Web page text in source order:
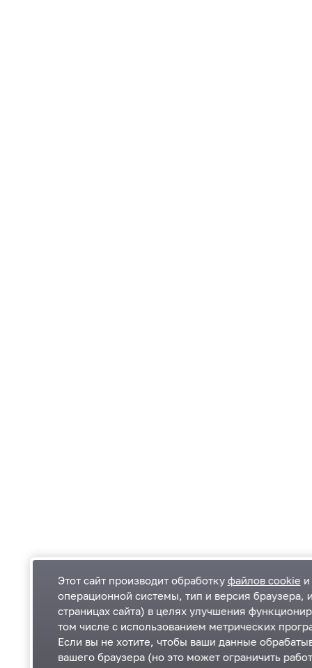
Одинцовский городской округ Московской
области
143000, Московская область, г. Одинцово,
ул. Маршала Жукова, д. 28 +7 495 181-90-00
Этот сайт производит обработку файлов cookie
операционной системы, тип и версия браузера,
страницах сайта) в целях улучшения
том числе с использованием метрических
Если вы не хотите, чтобы ваши данные
вашего браузера (но это может ограничить